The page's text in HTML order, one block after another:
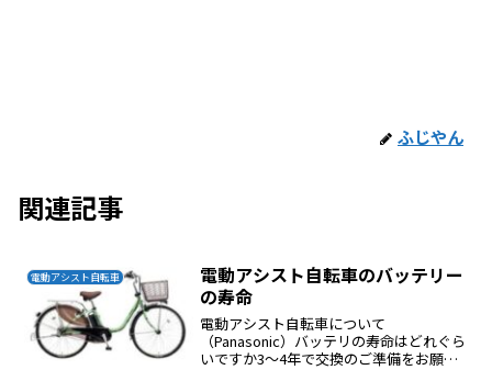
ふじやん
関連記事
電動アシスト自転車
電動アシスト自転車のバッテリー
の寿命
電動アシスト自転車について
（Panasonic）バッテリの寿命はどれぐら
いですか3～4年で交換のご準備をお願い